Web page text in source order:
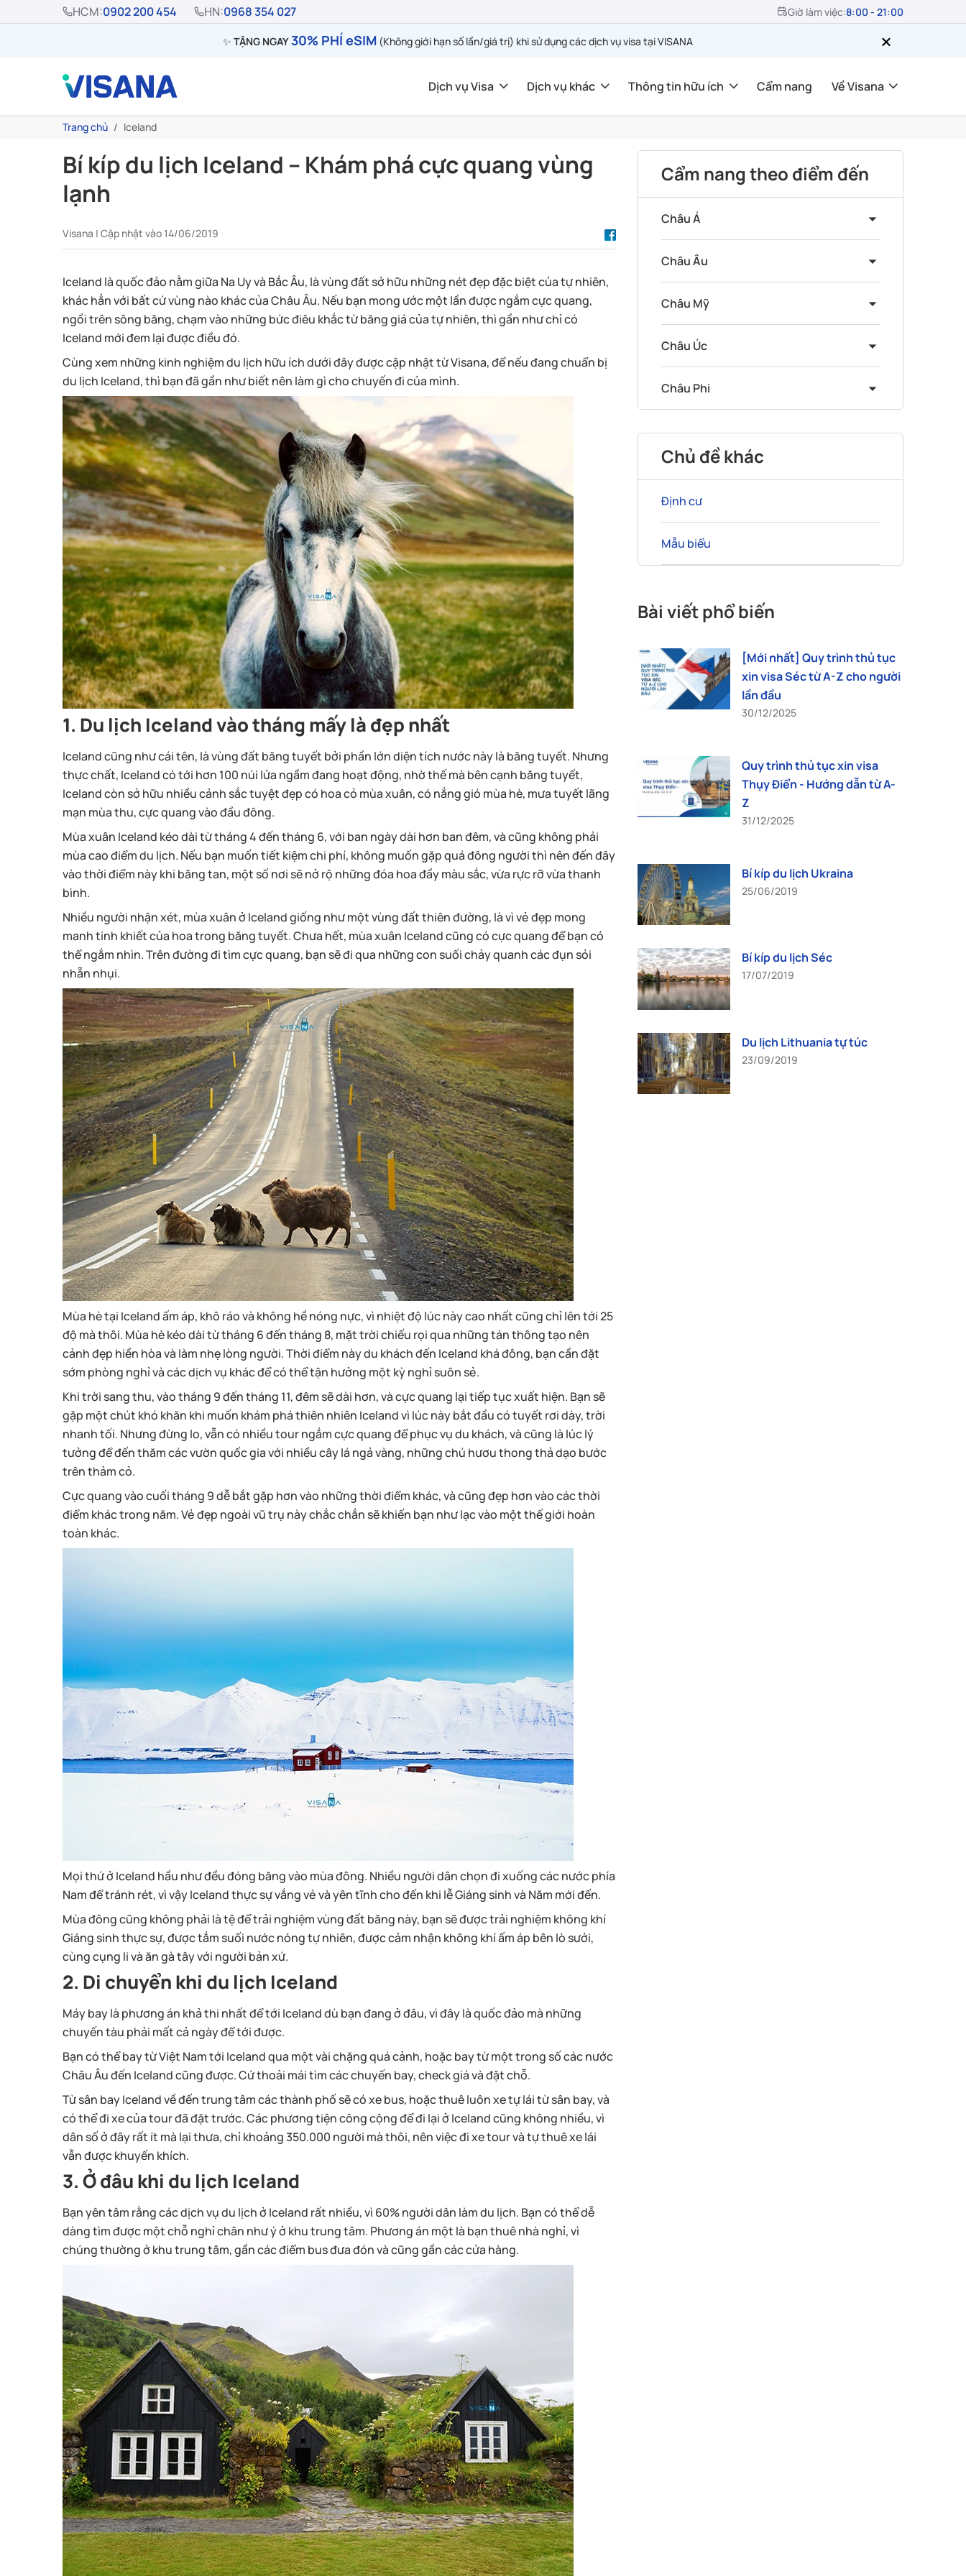
HCM:0902 200 454 HN:0968 354 027 Giờ làm việc:8:00 - 21:00
✨ TẶNG NGAY30% PHÍ eSIM (Không giới hạn số lần/giá trị) khi sử dụng các dịch vụ visa tại VISANA
Dịch vụ Visa Dịch vụ khác Thông tin hữu ích Cẩm nang Về Visana
Trang chủ Iceland
Bí kíp du lịch Iceland – Khám phá cực quang vùng
lạnh
Visana | Cập nhật vào 14/06/2019
Iceland là quốc đảo nằm giữa Na Uy và Bắc Âu, là vùng đất sở hữu những nét đẹp đặc biệt của tự nhiên,
khác hẳn với bất cứ vùng nào khác của Châu Âu. Nếu bạn mong ước một lần được ngắm cực quang,
ngồi trên sông băng, chạm vào những bức điêu khắc từ băng giá của tự nhiên, thì gần như chỉ có
Iceland mới đem lại được điều đó.
Cùng xem những kinh nghiệm du lịch hữu ích dưới đây được cập nhật từ Visana, để nếu đang chuẩn bị
du lịch Iceland, thì bạn đã gần như biết nên làm gì cho chuyến đi của mình.
1. Du lịch Iceland vào tháng mấy là đẹp nhất
Iceland cũng như cái tên, là vùng đất băng tuyết bởi phần lớn diện tích nước này là băng tuyết. Nhưng
thực chất, Iceland có tới hơn 100 núi lửa ngầm đang hoạt động, nhờ thế mà bên cạnh băng tuyết,
Iceland còn sở hữu nhiều cảnh sắc tuyệt đẹp có hoa cỏ mùa xuân, có nắng gió mùa hè, mưa tuyết lãng
mạn mùa thu, cực quang vào đầu đông.
Mùa xuân Iceland kéo dài từ tháng 4 đến tháng 6, với ban ngày dài hơn ban đêm, và cũng không phải
mùa cao điểm du lịch. Nếu bạn muốn tiết kiệm chi phí, không muốn gặp quá đông người thì nên đến đây
vào thời điểm này khi băng tan, một số nơi sẽ nở rộ những đóa hoa đầy màu sắc, vừa rực rỡ vừa thanh
bình.
Nhiều người nhận xét, mùa xuân ở Iceland giống như một vùng đất thiên đường, là vì vẻ đẹp mong
manh tinh khiết của hoa trong băng tuyết. Chưa hết, mùa xuân Iceland cũng có cực quang để bạn có
thể ngắm nhìn. Trên đường đi tìm cực quang, bạn sẽ đi qua những con suối chảy quanh các đụn sỏi
nhẵn nhụi.
Mùa hè tại Iceland ấm áp, khô ráo và không hề nóng nực, vì nhiệt độ lúc này cao nhất cũng chỉ lên tới 25
độ mà thôi. Mùa hè kéo dài từ tháng 6 đến tháng 8, mặt trời chiếu rọi qua những tán thông tạo nên
cảnh đẹp hiền hòa và làm nhẹ lòng người. Thời điểm này du khách đến Iceland khá đông, bạn cần đặt
sớm phòng nghỉ và các dịch vụ khác để có thể tận hưởng một kỳ nghỉ suôn sẻ.
Khi trời sang thu, vào tháng 9 đến tháng 11, đêm sẽ dài hơn, và cực quang lại tiếp tục xuất hiện. Bạn sẽ
gặp một chút khó khăn khi muốn khám phá thiên nhiên Iceland vì lúc này bắt đầu có tuyết rơi dày, trời
nhanh tối. Nhưng đừng lo, vẫn có nhiều tour ngắm cực quang để phục vụ du khách, và cũng là lúc lý
tưởng để đến thăm các vườn quốc gia với nhiều cây lá ngả vàng, những chú hươu thong thả dạo bước
trên thảm cỏ.
Cực quang vào cuối tháng 9 dễ bắt gặp hơn vào những thời điểm khác, và cũng đẹp hơn vào các thời
điểm khác trong năm. Vẻ đẹp ngoài vũ trụ này chắc chắn sẽ khiến bạn như lạc vào một thế giới hoàn
toàn khác.
Mọi thứ ở Iceland hầu như đều đóng băng vào mùa đông. Nhiều người dân chọn đi xuống các nước phía
Nam để tránh rét, vì vậy Iceland thực sự vắng vẻ và yên tĩnh cho đến khi lễ Giáng sinh và Năm mới đến.
Mùa đông cũng không phải là tệ để trải nghiệm vùng đất băng này, bạn sẽ được trải nghiệm không khí
Giáng sinh thực sự, được tắm suối nước nóng tự nhiên, được cảm nhận không khí ấm áp bên lò sưởi,
cùng cụng li và ăn gà tây với người bản xứ.
2. Di chuyển khi du lịch Iceland
Máy bay là phương án khả thi nhất để tới Iceland dù bạn đang ở đâu, vì đây là quốc đảo mà những
chuyến tàu phải mất cả ngày để tới được.
Bạn có thể bay từ Việt Nam tới Iceland qua một vài chặng quá cảnh, hoặc bay từ một trong số các nước
Châu Âu đến Iceland cũng được. Cứ thoải mái tìm các chuyến bay, check giá và đặt chỗ.
Từ sân bay Iceland về đến trung tâm các thành phố sẽ có xe bus, hoặc thuê luôn xe tự lái từ sân bay, và
có thể đi xe của tour đã đặt trước. Các phương tiện công cộng để đi lại ở Iceland cũng không nhiều, vì
dân số ở đây rất ít mà lại thưa, chỉ khoảng 350.000 người mà thôi, nên việc đi xe tour và tự thuê xe lái
vẫn được khuyến khích.
3. Ở đâu khi du lịch Iceland
Bạn yên tâm rằng các dịch vụ du lịch ở Iceland rất nhiều, vì 60% người dân làm du lịch. Bạn có thể dễ
dàng tìm được một chỗ nghỉ chân như ý ở khu trung tâm. Phương án một là bạn thuê nhà nghỉ, vì
chúng thường ở khu trung tâm, gần các điểm bus đưa đón và cũng gần các cửa hàng.
Cẩm nang theo điểm đến
Châu Á
Châu Âu
Châu Mỹ
Châu Úc
Châu Phi
Chủ đề khác
Định cư
Mẫu biểu
Bài viết phổ biến
[Mới nhất] Quy trình thủ tục
xin visa Séc từ A-Z cho người
lần đầu
30/12/2025
Quy trình thủ tục xin visa
Thụy Điển - Hướng dẫn từ A-
Z
31/12/2025
Bí kíp du lịch Ukraina
25/06/2019
Bí kíp du lịch Séc
17/07/2019
Du lịch Lithuania tự túc
23/09/2019